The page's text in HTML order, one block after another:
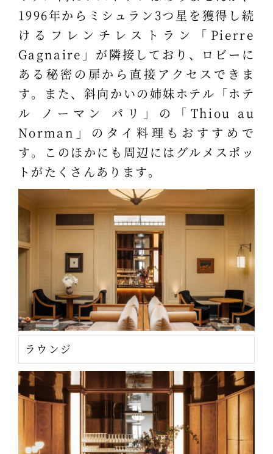
1996年からミシュラン3つ星を獲得し続
けるフレンチレストラン「Pierre
Gagnaire」が隣接しており、ロビーに
ある秘密の扉から直接アクセスできま
す。また、斜向かいの姉妹ホテル「ホテ
ル ノーマン パリ」の「Thiou au
Norman」のタイ料理もおすすめで
す。このほかにも周辺にはグルメスポッ
トがたくさんあります。
ラウンジ